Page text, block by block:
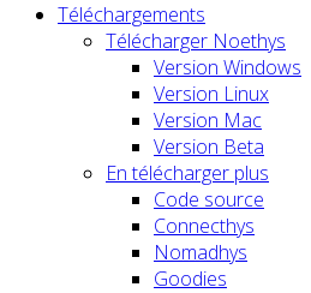
Téléchargements
Télécharger Noethys
Version Windows
Version Linux
Version Mac
Version Beta
En télécharger plus
Code source
Connecthys
Nomadhys
Goodies